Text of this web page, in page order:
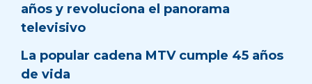
años y revoluciona el panorama
televisivo
La popular cadena MTV cumple 45 años
de vida